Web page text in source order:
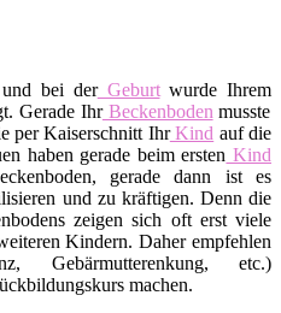
bei derGeburtwurde Ihrem
Gerade IhrBeckenboden musste
per Kaiserschnitt IhrKind auf die
haben gerade beim ersten Kind
gerade dann ist es
und zu kräftigen. Denn die
zeigen sich oft erst viele
Kindern. Daher empfehlen
Gebärmutterenkung, etc.)
machen.